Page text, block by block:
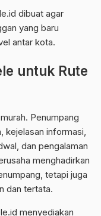
dibuat agar
yang baru
antar kota.
untuk Rute
Penumpang
kejelasan informasi,
dan pengalaman
menghadirkan
tetapi juga
dan tertata.
menyediakan